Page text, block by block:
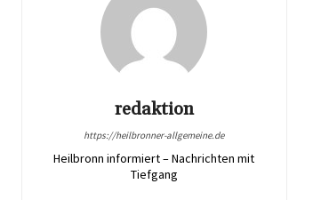
redaktion
https://heilbronner-allgemeine.de
Heilbronn informiert – Nachrichten mit
Tiefgang